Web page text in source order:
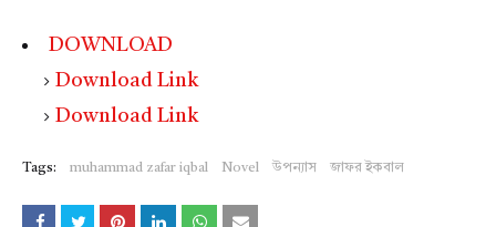
DOWNLOAD
Download Link
Download Link
Tags: muhammad zafar iqbal Novel উপন্যাস জাফর ইকবাল